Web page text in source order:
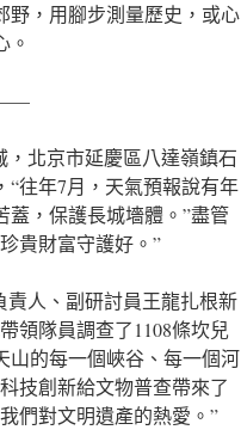
野，用腳步測量歷史，或心
。
——
，北京市延慶區八達嶺鎮石
往年7月，天氣預報說有年
，保護長城墻體。”盡管
貴財富守護好。”
責人、副研討員王龍扎根新
領隊員調查了1108條坎兒
山的每一個峽谷、每一個河
技創新給文物普查帶來了
們對文明遺產的熱愛。”